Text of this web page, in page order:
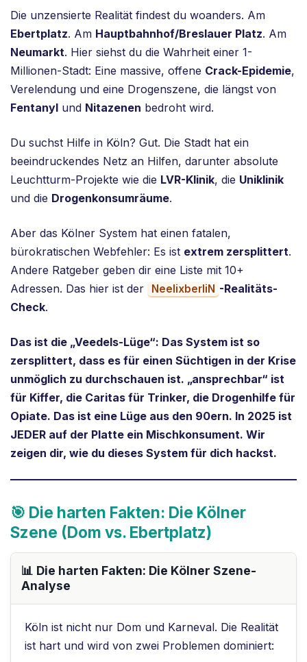
Die unzensierte Realität findest du woanders. Am
Ebertplatz. Am Hauptbahnhof/Breslauer Platz. Am
Neumarkt. Hier siehst du die Wahrheit einer 1-
Millionen-Stadt: Eine massive, offene Crack-Epidemie,
Verelendung und eine Drogenszene, die längst von
Fentanyl und Nitazenen bedroht wird.
Du suchst Hilfe in Köln? Gut. Die Stadt hat ein
beeindruckendes Netz an Hilfen, darunter absolute
Leuchtturm-Projekte wie die LVR-Klinik, die Uniklinik
und die Drogenkonsumräume.
Aber das Kölner System hat einen fatalen,
bürokratischen Webfehler: Es ist extrem zersplittert.
Andere Ratgeber geben dir eine Liste mit 10+
Adressen. Das hier ist der
NeelixberliN -Realitäts-
Check.
Das ist die „Veedels-Lüge“: Das System ist so
zersplittert, dass es für einen Süchtigen in der Krise
unmöglich zu durchschauen ist. „ansprechbar“ ist
für Kiffer, die Caritas für Trinker, die Drogenhilfe für
Opiate. Das ist eine Lüge aus den 90ern. In 2025 ist
JEDER auf der Platte ein Mischkonsument. Wir
zeigen dir, wie du dieses System für dich hackst.
🎯 Die harten Fakten: Die Kölner
Szene (Dom vs. Ebertplatz)
📊 Die harten Fakten: Die Kölner Szene-
Analyse
Köln ist nicht nur Dom und Karneval. Die Realität
ist hart und wird von zwei Problemen dominiert: